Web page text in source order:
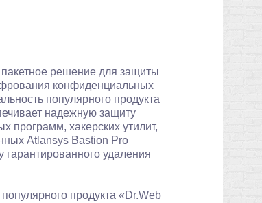
решение для защиты
конфиденциальных
популярного продукта
надежную защиту
программ, хакерских утилит,
Atlansys Bastion Pro
удаления
продукта «Dr.Web